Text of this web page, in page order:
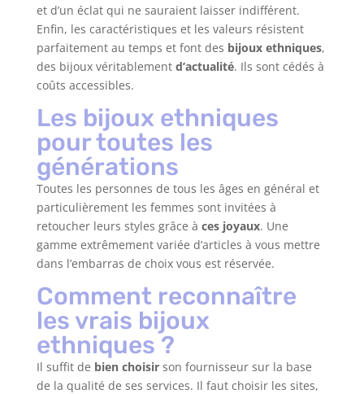
et d’un éclat qui ne sauraient laisser indifférent.
Enfin, les caractéristiques et les valeurs résistent
parfaitement au temps et font des bijoux ethniques,
des bijoux véritablement d’actualité. Ils sont cédés à
coûts accessibles.
Les bijoux ethniques
pour toutes les
générations
Toutes les personnes de tous les âges en général et
particulièrement les femmes sont invitées à
retoucher leurs styles grâce à ces joyaux. Une
gamme extrêmement variée d’articles à vous mettre
dans l’embarras de choix vous est réservée.
Comment reconnaître
les vrais bijoux
ethniques ?
Il suffit de bien choisirson fournisseur sur la base
de la qualité de ses services. Il faut choisir les sites,